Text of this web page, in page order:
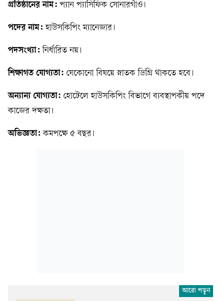
প্রতিষ্ঠানের নাম: প্যান প্যাসিফিক সোনারগাঁও।
পদের নাম: হাউসকিপিং ম্যানেজার।
পদসংখ্যা: নির্ধারিত নয়।
শিক্ষাগত যোগ্যতা: যেকোনো বিষয়ে স্নাতক ডিগ্রি থাকতে হবে।
অন্যান্য যোগ্যতা: হোটেলে হাউসকিপিং বিভাগে ব্যবস্থাপকীয় পদে
কাজের দক্ষতা।
অভিজ্ঞতা: কমপক্ষে ৫ বছর।